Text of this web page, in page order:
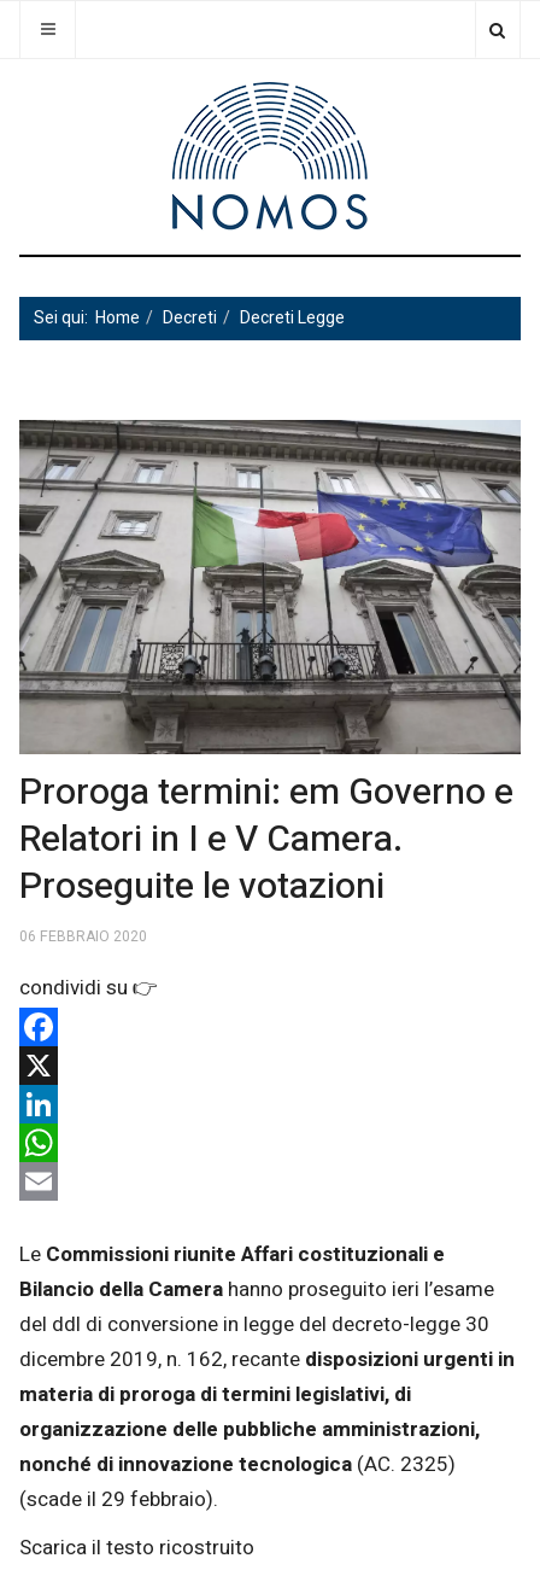
Sei qui: Home Decreti Decreti Legge
Proroga termini: em Governo e
Relatori in I e V Camera.
Proseguite le votazioni
06 FEBBRAIO 2020
Facebook
X
LinkedIn
WhatsApp
Le Commissioni riunite Affari costituzionali e
Bilancio della Camera hanno proseguito ieri l’esame
del ddl di conversione in legge del decreto-legge 30
dicembre 2019, n. 162, recante disposizioni urgenti in
materia di proroga di termini legislativi, di
organizzazione delle pubbliche amministrazioni,
nonché di innovazione tecnologica (AC. 2325)
(scade il 29 febbraio).
Scarica il testo ricostruito